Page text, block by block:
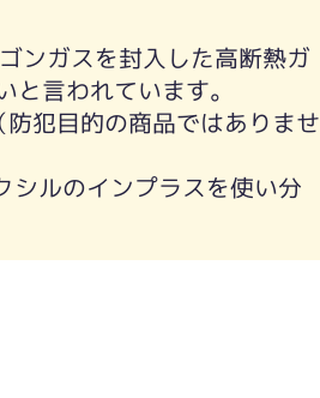
ンガスを封入した高断熱ガ
言われています。
犯目的の商品ではありませ
シルのインプラスを使い分